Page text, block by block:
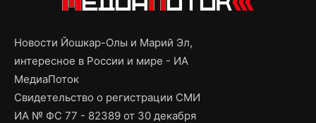
Новости Йошкар-Олы и Марий Эл,
интересное в России и мире - ИА
МедиаПоток
Свидетельство о регистрации СМИ
ИА № ФС 77 - 82389 от 30 декабря